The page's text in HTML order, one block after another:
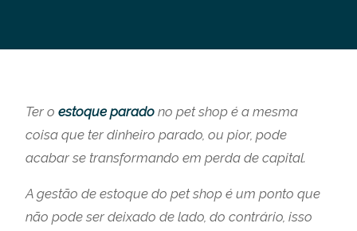
Ter o estoque parado no pet shop é a mesma
coisa que ter dinheiro parado, ou pior, pode
acabar se transformando em perda de capital.
A gestão de estoque do pet shop é um ponto que
não pode ser deixado de lado, do contrário, isso